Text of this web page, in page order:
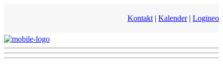
Kontakt | Kalender| Logineo